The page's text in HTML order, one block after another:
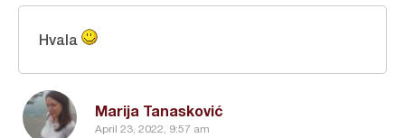
Marija Tanasković
April 23, 2022, 9:57 am
Hvala